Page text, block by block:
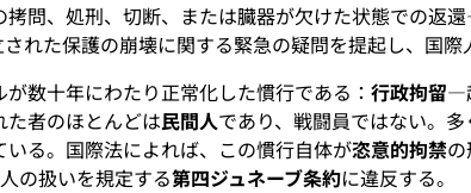
問、処刑、切断、または臓器が欠けた状態での返
れた保護の崩壊に関する緊急の疑問を提起し、国際
数十年にわたり正常化した慣行である：行政拘留—
た者のほとんどは民間人であり、戦闘員ではない。
る。国際法によれば、この慣行自体が恣意的拘禁の
の扱いを規定する第四ジュネーブ条約に違反する。